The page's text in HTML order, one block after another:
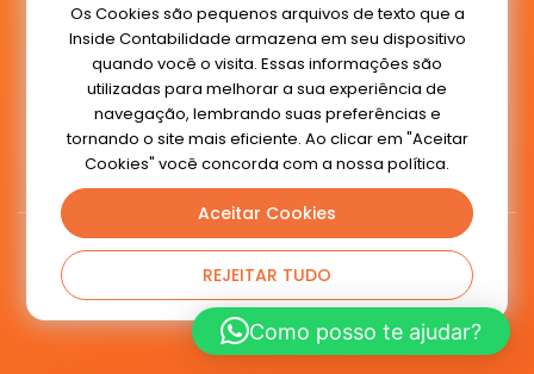
Os Cookies são pequenos arquivos de texto que a
Inside Contabilidade armazena em seu dispositivo
quando você o visita. Essas informações são
utilizadas para melhorar a sua experiência de
navegação, lembrando suas preferências e
tornando o site mais eficiente. Ao clicar em "Aceitar
Cookies" você concorda com a nossa política.
REJEITAR TUDO
Aceitar Cookies
Conteúdos:
Blog
Inside Contabilidade 2020 - Todos os Direitos Reservados
Como posso te ajudar?